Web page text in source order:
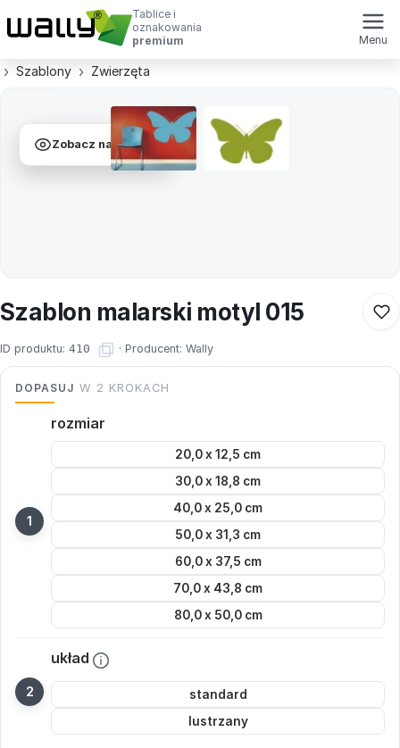
Tablice i
oznakowania
premium
Menu
Szablony Zwierzęta
Zobacz na ścianie
Szablon malarski motyl 015
ID produktu: 410 · Producent: Wally
DOPASUJ W 2 KROKACH
rozmiar
20,0 x 12,5 cm
30,0 x 18,8 cm
40,0 x 25,0 cm
50,0 x 31,3 cm
60,0 x 37,5 cm
70,0 x 43,8 cm
80,0 x 50,0 cm
układ
standard
lustrzany